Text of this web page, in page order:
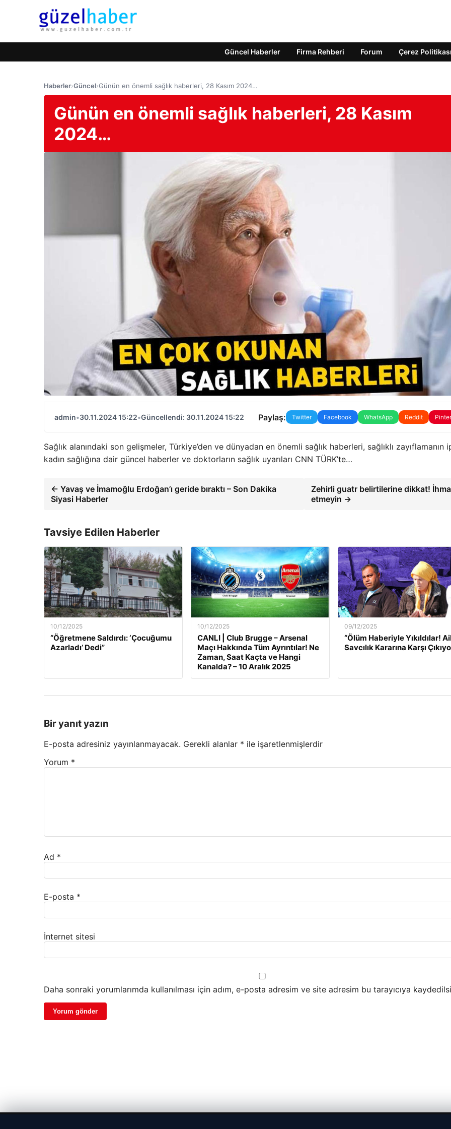
Güncel Haberler Firma Rehberi Forum Çerez Politikası
Haberler›Güncel›Günün en önemli sağlık haberleri, 28 Kasım 2024…
Günün en önemli sağlık haberleri, 28 Kasım
2024…
admin•30.11.2024 15:22•Güncellendi: 30.11.2024 15:22 Paylaş: Twitter Facebook WhatsApp Reddit
Sağlık alanındaki son gelişmeler, Türkiye’den ve dünyadan en önemli sağlık haberleri, sağlıklı zayıflamanın
kadın sağlığına dair güncel haberler ve doktorların sağlık uyarıları CNN TÜRK’te…
← Yavaş ve İmamoğlu Erdoğan’ı geride bıraktı – Son Dakika
Siyasi Haberler
Zehirli guatr belirtilerine dikkat!
etmeyin →
Tavsiye Edilen Haberler
10/12/2025
“Öğretmene Saldırdı: ‘Çocuğumu
Azarladı’ Dedi”
10/12/2025
CANLI | Club Brugge – Arsenal
Maçı Hakkında Tüm Ayrıntılar! Ne
Zaman, Saat Kaçta ve Hangi
Kanalda? – 10 Aralık 2025
09/12/2025
“Ölüm Haberiyle Yıkıldılar!
Savcılık Kararına Karşı
Bir yanıt yazın
E-posta adresiniz yayınlanmayacak. Gerekli alanlar * ile işaretlenmişlerdir
Yorum *
Ad *
E-posta *
İnternet sitesi
Daha sonraki yorumlarımda kullanılması için adım, e-posta adresim ve site adresim bu tarayıcıya